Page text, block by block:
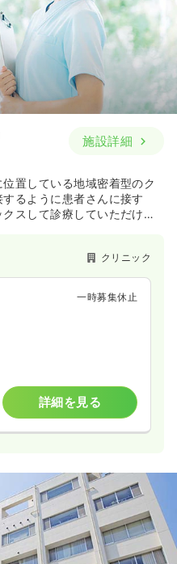
施設詳細
置している地域密着型のク
るように患者さんに接す
スして診療していただける
クリニック
一時募集休止
詳細を見る